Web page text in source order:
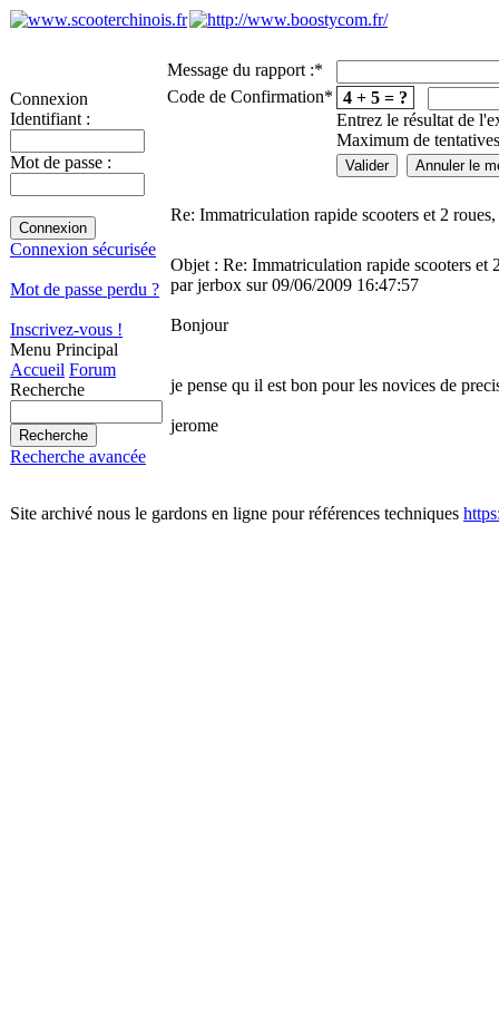
Connexion
Identifiant :
Mot de passe :
Connexion sécurisée
Mot de passe perdu ?
Inscrivez-vous !
Menu Principal
Accueil Forum
Recherche
Recherche avancée
Message du rapport :*
Code de Confirmation* 4 + 5 = ?
Entrez le résultat de
Maximum de
Re: Immatriculation rapide scooters et 2
Objet : Re: Immatriculation rapide scooters et
par jerbox sur 09/06/2009 16:47:57
Bonjour
je pense qu il est bon pour les novices de
jerome
Site archivé nous le gardons en ligne pour références techniques